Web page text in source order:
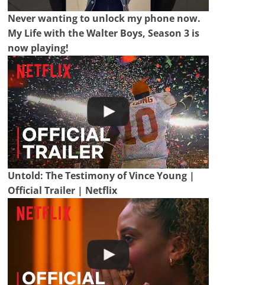
Never wanting to unlock my phone now.
My Life with the Walter Boys, Season 3 is
now playing!
Untold: The Testimony of Vince Young |
Official Trailer | Netflix